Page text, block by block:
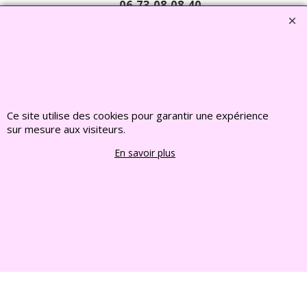
06 73 08 08 40
Statue, Fontaine, Bassin -CLIQUEZ ICI
Ce site utilise des cookies pour garantir une expérience
sur mesure aux visiteurs.
En savoir plus